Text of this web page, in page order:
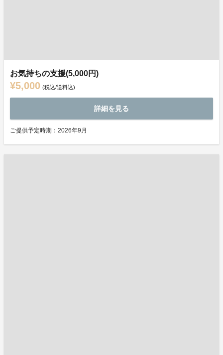
お気持ちの支援(5,000円)
¥5,000 (税込/送料込)
詳細を見る
ご提供予定時期：2026年9月